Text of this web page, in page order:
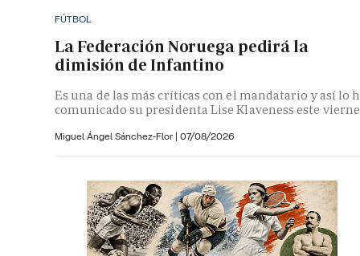
FÚTBOL
La Federación Noruega pedirá la
dimisión de Infantino
Es una de las más críticas con el mandatario y así lo
comunicado su presidenta Lise Klaveness este
Miguel Ángel Sánchez-Flor | 07/08/2026